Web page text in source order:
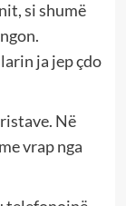
si shumë
ja jep çdo
Në
vrap nga